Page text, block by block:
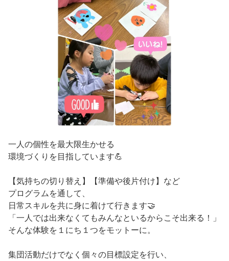
一人の個性を最大限生かせる
環境づくりを目指しています💪
【気持ちの切り替え】【準備や後片付け】など
プログラムを通して、
日常スキルを共に身に着けて行きます🤝
「一人では出来なくてもみんなといるからこそ出来る！」
そんな体験を１にち１つをモットーに。
集団活動だけでなく個々の目標設定を行い、